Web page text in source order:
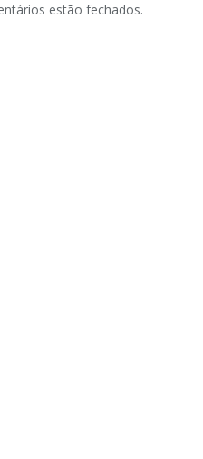
estão fechados.